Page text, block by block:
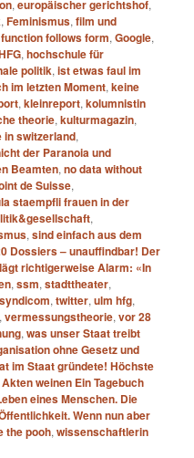
,europäischer gerichtshof,
,Feminismus,film und
function follows form,Google,
,hochschule für
politik,ist etwas faul im
im letzten Moment,keine
,kleinreport,kolumnistin
theorie,kulturmagazin,
in switzerland,
der Paranoia und
Beamten,no data without
de Suisse,
staempfli frauen in der
,
,sind einfach aus dem
Dossiers – unauffindbar! Der
richtigerweise Alarm: «In
,ssm,stadttheater,
syndicom,twitter,ulm hfg,
,vermessungstheorie,vor 28
,was unser Staat treibt
ohne Gesetz und
im Staat gründete! Höchste
weinen Ein Tagebuch
eines Menschen. Die
Wenn nun aber
the pooh,wissenschaftlerin